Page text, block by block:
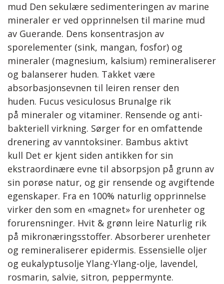
mud Den sekulære sedimenteringen av marine
mineraler er ved opprinnelsen til marine mud
av Guerande. Dens konsentrasjon av
sporelementer (sink, mangan, fosfor) og
mineraler (magnesium, kalsium) remineraliserer
og balanserer huden. Takket være
absorbasjonsevnen til leiren renser den
huden. Fucus vesiculosus Brunalge rik
på mineraler og vitaminer. Rensende og anti-
bakteriell virkning. Sørger for en omfattende
drenering av vanntoksiner. Bambus aktivt
kull Det er kjent siden antikken for sin
ekstraordinære evne til absorpsjon på grunn av
sin porøse natur, og gir rensende og avgiftende
egenskaper. Fra en 100% naturlig opprinnelse
virker den som en «magnet» for urenheter og
forurensninger. Hvit & grønn leire Naturlig rik
på mikronæringsstoffer. Absorberer urenheter
og remineraliserer epidermis. Essensielle oljer
og eukalyptusolje Ylang-Ylang-olje, lavendel,
rosmarin, salvie, sitron, peppermynte.